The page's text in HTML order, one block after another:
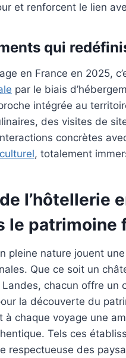
et renforcent le lien
qui
en France en 2025,
par le biais
intégrée au
des visites de
concrètes
, totalement
l’hôtellerie
le patrimoine
pleine nature jouent
Que ce soit un
chacun offre
la découverte du
à chaque voyage une
Tels ces
respectueuse des